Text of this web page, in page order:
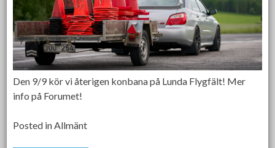
Den 9/9 kör vi återigen konbana på Lunda Flygfält! Mer
info på Forumet!
Posted inAllmänt